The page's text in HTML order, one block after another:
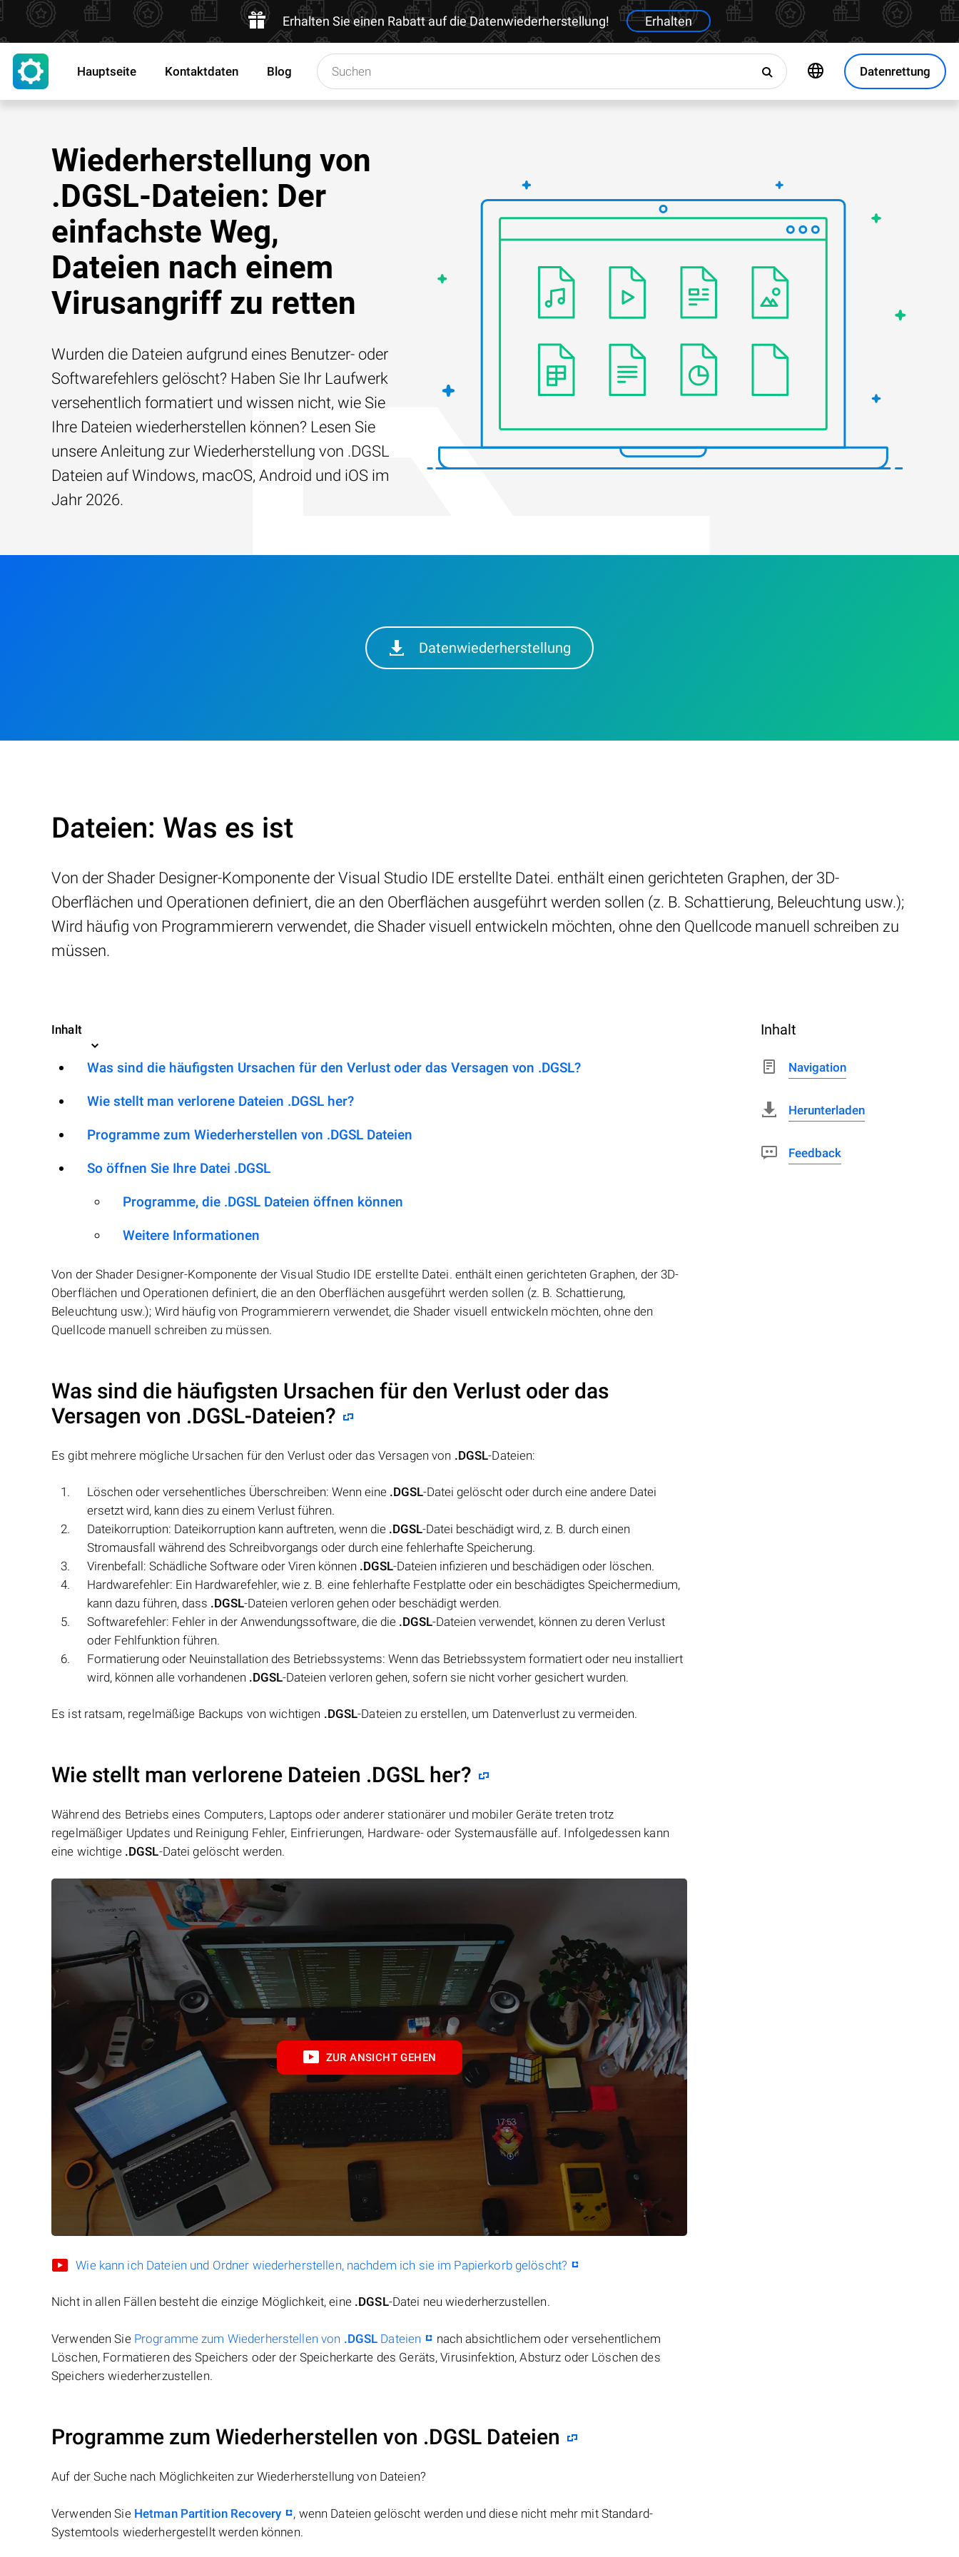
Erhalten Sie einen Rabatt auf die Datenwiederherstellung! Erhalten
Datenrettung
Hauptseite Kontaktdaten Blog
Wiederherstellung von
.DGSL-Dateien: Der
einfachste Weg,
Dateien nach einem
Virusangriff zu retten
Wurden die Dateien aufgrund eines Benutzer- oder
Softwarefehlers gelöscht? Haben Sie Ihr Laufwerk
versehentlich formatiert und wissen nicht, wie Sie
Ihre Dateien wiederherstellen können? Lesen Sie
unsere Anleitung zur Wiederherstellung von .DGSL
Dateien auf Windows, macOS, Android und iOS im
Jahr 2026.
Datenwiederherstellung
Dateien: Was es ist
Von der Shader Designer-Komponente der Visual Studio IDE erstellte Datei. enthält einen gerichteten Graphen, der 3D-
Oberflächen und Operationen definiert, die an den Oberflächen ausgeführt werden sollen (z. B. Schattierung, Beleuchtung usw.);
Wird häufig von Programmierern verwendet, die Shader visuell entwickeln möchten, ohne den Quellcode manuell schreiben zu
müssen.
Inhalt
Was sind die häufigsten Ursachen für den Verlust oder das Versagen von .DGSL?
Wie stellt man verlorene Dateien .DGSL her?
Programme zum Wiederherstellen von .DGSL Dateien
So öffnen Sie Ihre Datei .DGSL
Programme, die .DGSL Dateien öffnen können
Weitere Informationen
Von der Shader Designer-Komponente der Visual Studio IDE erstellte Datei. enthält einen gerichteten Graphen, der 3D-
Oberflächen und Operationen definiert, die an den Oberflächen ausgeführt werden sollen (z. B. Schattierung,
Beleuchtung usw.); Wird häufig von Programmierern verwendet, die Shader visuell entwickeln möchten, ohne den
Quellcode manuell schreiben zu müssen.
Was sind die häufigsten Ursachen für den Verlust oder das
Versagen von .DGSL-Dateien?
Es gibt mehrere mögliche Ursachen für den Verlust oder das Versagen von .DGSL-Dateien:
Löschen oder versehentliches Überschreiben: Wenn eine .DGSL-Datei gelöscht oder durch eine andere Datei
ersetzt wird, kann dies zu einem Verlust führen.
Dateikorruption: Dateikorruption kann auftreten, wenn die .DGSL-Datei beschädigt wird, z. B. durch einen
Stromausfall während des Schreibvorgangs oder durch eine fehlerhafte Speicherung.
Virenbefall: Schädliche Software oder Viren können .DGSL-Dateien infizieren und beschädigen oder löschen.
Hardwarefehler: Ein Hardwarefehler, wie z. B. eine fehlerhafte Festplatte oder ein beschädigtes Speichermedium,
kann dazu führen, dass .DGSL-Dateien verloren gehen oder beschädigt werden.
Softwarefehler: Fehler in der Anwendungssoftware, die die .DGSL-Dateien verwendet, können zu deren Verlust
oder Fehlfunktion führen.
Formatierung oder Neuinstallation des Betriebssystems: Wenn das Betriebssystem formatiert oder neu installiert
wird, können alle vorhandenen .DGSL-Dateien verloren gehen, sofern sie nicht vorher gesichert wurden.
Es ist ratsam, regelmäßige Backups von wichtigen .DGSL-Dateien zu erstellen, um Datenverlust zu vermeiden.
Wie stellt man verlorene Dateien .DGSL her?
Während des Betriebs eines Computers, Laptops oder anderer stationärer und mobiler Geräte treten trotz
regelmäßiger Updates und Reinigung Fehler, Einfrierungen, Hardware- oder Systemausfälle auf. Infolgedessen kann
eine wichtige .DGSL-Datei gelöscht werden.
ZUR ANSICHT GEHEN
Wie kann ich Dateien und Ordner wiederherstellen, nachdem ich sie im Papierkorb gelöscht?
Nicht in allen Fällen besteht die einzige Möglichkeit, eine .DGSL-Datei neu wiederherzustellen.
Verwenden Sie Programme zum Wiederherstellen von .DGSL Dateien
nach absichtlichem oder versehentlichem
Löschen, Formatieren des Speichers oder der Speicherkarte des Geräts, Virusinfektion, Absturz oder Löschen des
Speichers wiederherzustellen.
Programme zum Wiederherstellen von .DGSL Dateien
Auf der Suche nach Möglichkeiten zur Wiederherstellung von Dateien?
Verwenden Sie Hetman Partition Recovery
, wenn Dateien gelöscht werden und diese nicht mehr mit Standard-
Systemtools wiederhergestellt werden können.
Inhalt
Navigation
Herunterladen
Feedback